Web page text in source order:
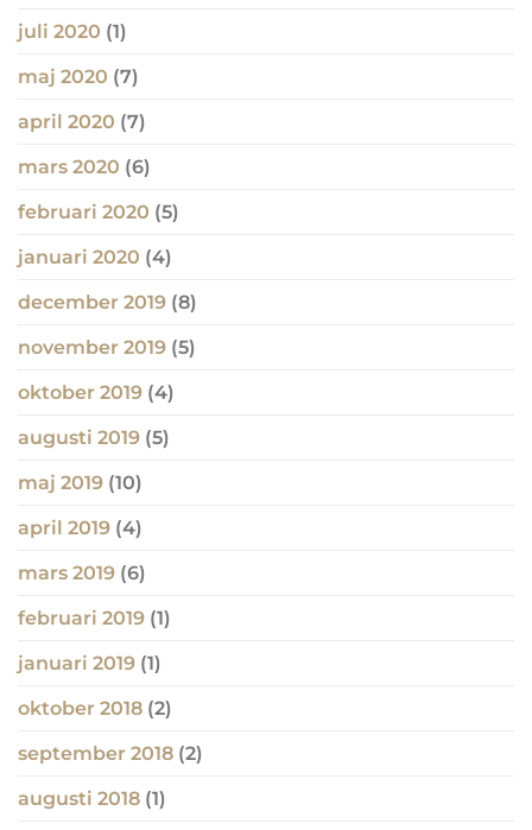
juli 2020 (1)
maj 2020 (7)
april 2020 (7)
mars 2020 (6)
februari 2020 (5)
januari 2020 (4)
december 2019 (8)
november 2019 (5)
oktober 2019 (4)
augusti 2019 (5)
maj 2019 (10)
april 2019 (4)
mars 2019 (6)
februari 2019 (1)
januari 2019 (1)
oktober 2018 (2)
september 2018 (2)
augusti 2018 (1)